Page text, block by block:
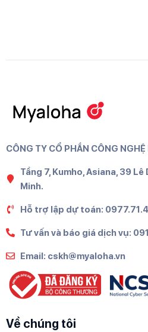
CÔNG TY CỔ PHẦN CÔNG
Tầng 7, Kumho, Asiana, 39 Lê
Minh.
Hỗ trợ lập dự toán:
Tư vấn và báo giá dịch vụ:
Email: cskh@myaloha.vn
Về chúng tôi